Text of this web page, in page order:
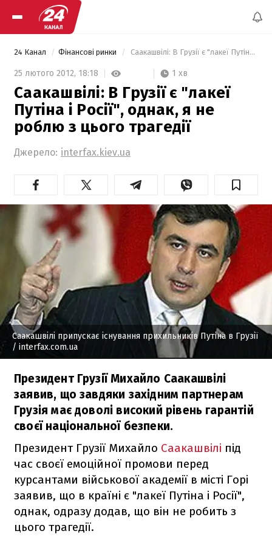
24 Канал Фінансові ринки Саакашвілі: В Грузії є "лакеї Путіна і Росії", однак, я не роблю з цього трагедії
25 лютого 2012, 18:18 1 хв
Саакашвілі: В Грузії є "лакеї
Путіна і Росії", однак, я не
роблю з цього трагедії
Джерело: interfax.kiev.ua
Саакашвілі припускає існування прихильників Путіна в Грузії
/ interfax.com.ua
Президент Грузії Михайло Саакашвілі
заявив, що завдяки західним партнерам
Грузія має доволі високий рівень гарантій
своєї національної безпеки.
Президент Грузії Михайло Саакашвілі під
час своєї емоційної промови перед
курсантами військової академії в місті Горі
заявив, що в країні є "лакеї Путіна і Росії",
однак, одразу додав, що він не робить з
цього трагедії.